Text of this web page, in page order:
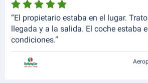
“El propietario estaba en el lugar.
llegada y a la salida. El coche estaba
condiciones.”